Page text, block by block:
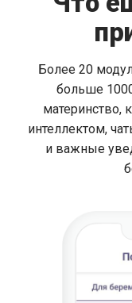
Более 20
больше
материнство,
интеллектом,
и важные